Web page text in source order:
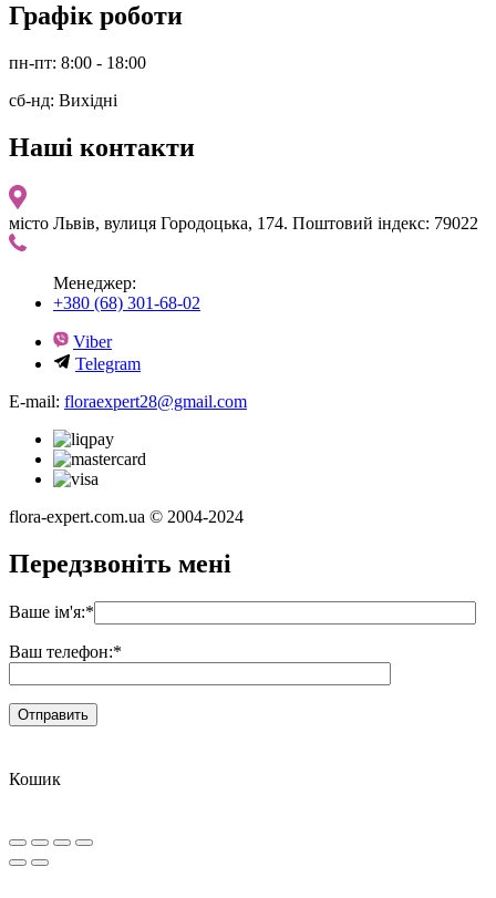
Графік роботи
пн-пт: 8:00 - 18:00
сб-нд: Вихідні
Наші контакти
місто Львів, вулиця Городоцька, 174. Поштовий індекс: 79022
Менеджер:
+380 (68) 301-68-02
Viber
Telegram
E-mail: floraexpert28@gmail.com
flora-expert.com.ua © 2004-2024
Передзвоніть мені
Ваше ім'я:*
Ваш телефон:*
Кошик